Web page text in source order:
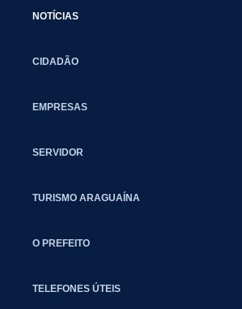
NOTÍCIAS
CIDADÃO
EMPRESAS
SERVIDOR
TURISMO ARAGUAÍNA
O PREFEITO
TELEFONES ÚTEIS